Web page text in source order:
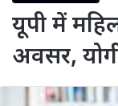
यूपी में
अवसर,